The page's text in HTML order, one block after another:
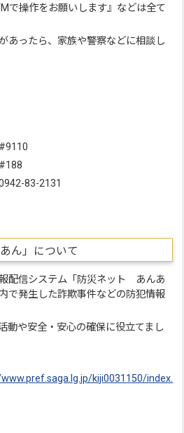
で操作をお願いします』などは全て
あったら、家族や警察などに相談し
83-2131
ん」について
配信システム「防災ネット あんあ
で発生した詐欺事件などの防犯情報
動や安全・安心の確保に役立てまし
kiji0031150/index.